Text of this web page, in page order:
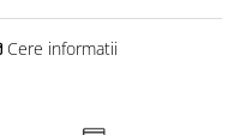
Cere informatii